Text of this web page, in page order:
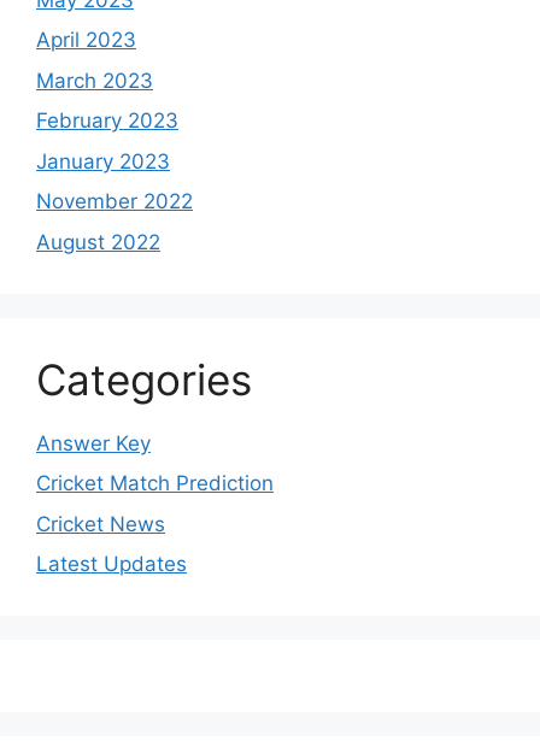
April 2023
March 2023
February 2023
January 2023
November 2022
August 2022
Categories
Answer Key
Cricket Match Prediction
Cricket News
Latest Updates